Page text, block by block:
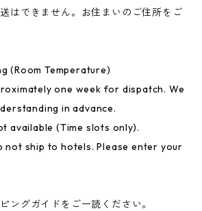
はできません。お住まいのご住所をご
(Room Temperature)
one week for dispatch. We
in advance.
available (Time slots only).
not ship to hotels. Please enter your
ングガイドをご一読ください。